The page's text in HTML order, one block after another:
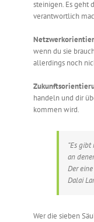
steinigen. Es geht
verantwortlich
wenn du sie
allerdings noch
handeln und dir
kommen wird.
“Es
an
Der
Dalai
Wer die sieben